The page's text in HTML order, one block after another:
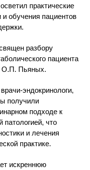
практические
обучения пациентов
разбору
пациента
О.П. Пьяных.
эндокринологи,
получили
подходе к
патологией, что
и лечения
практике.
искреннюю